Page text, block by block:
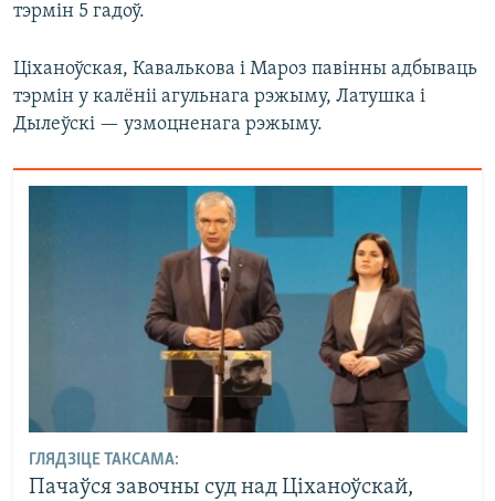
тэрмін 5 гадоў.
Ціханоўская, Кавалькова і Мароз павінны адбываць
тэрмін у калёніі агульнага рэжыму, Латушка і
Дылеўскі — узмоцненага рэжыму.
ГЛЯДЗІЦЕ ТАКСАМА:
Пачаўся завочны суд над Ціханоўскай,